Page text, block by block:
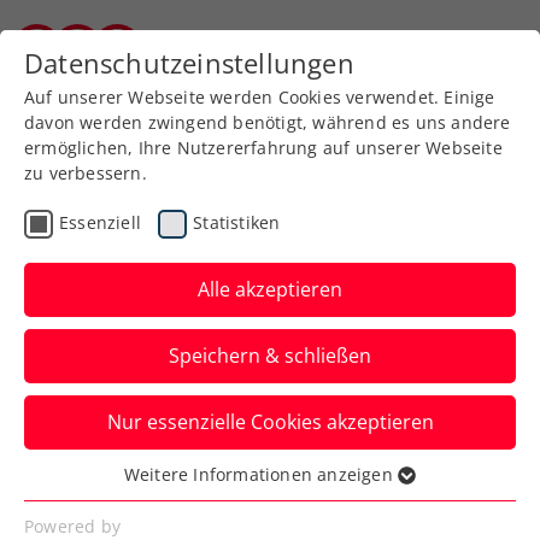
Zurück zur Newsübersicht
Turniere
ITF Mauthausen:
Ivanisević-Sohn und viele
heimische Hoffnungen
Der 4. Upper Austrian Junior Grand Prix
Mauthausen presented by Danubis
Tenniszentrum ist eröffnet.
Verfasst von: Presseaussendung / Redaktion, 05.08.2024
Datenschutzeinstellungen
Auf unserer Webseite werden Cookies verwendet. Einige
davon werden zwingend benötigt, während es uns andere
ermöglichen, Ihre Nutzererfahrung auf unserer Webseite
zu verbessern.
Essenziell Statistiken
Alle akzeptieren
Speichern & schließen
Nur essenzielle Cookies akzeptieren
Essenziell
Essenzielle Cookies werden für grundlegende
Weitere Informationen anzeigen
Powered by